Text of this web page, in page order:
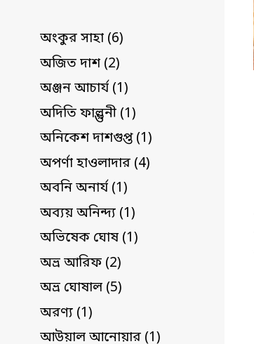
অংকুর সাহা (6)
অজিত দাশ (2)
অঞ্জন আচার্য (1)
অদিতি ফাল্গুনী (1)
অনিকেশ দাশগুপ্ত (1)
অপর্ণা হাওলাদার (4)
অবনি অনার্য (1)
অব্যয় অনিন্দ্য (1)
অভিষেক ঘোষ (1)
অভ্র আরিফ (2)
অভ্র ঘোষাল (5)
অরণ্য (1)
আউয়াল আনোয়ার (1)